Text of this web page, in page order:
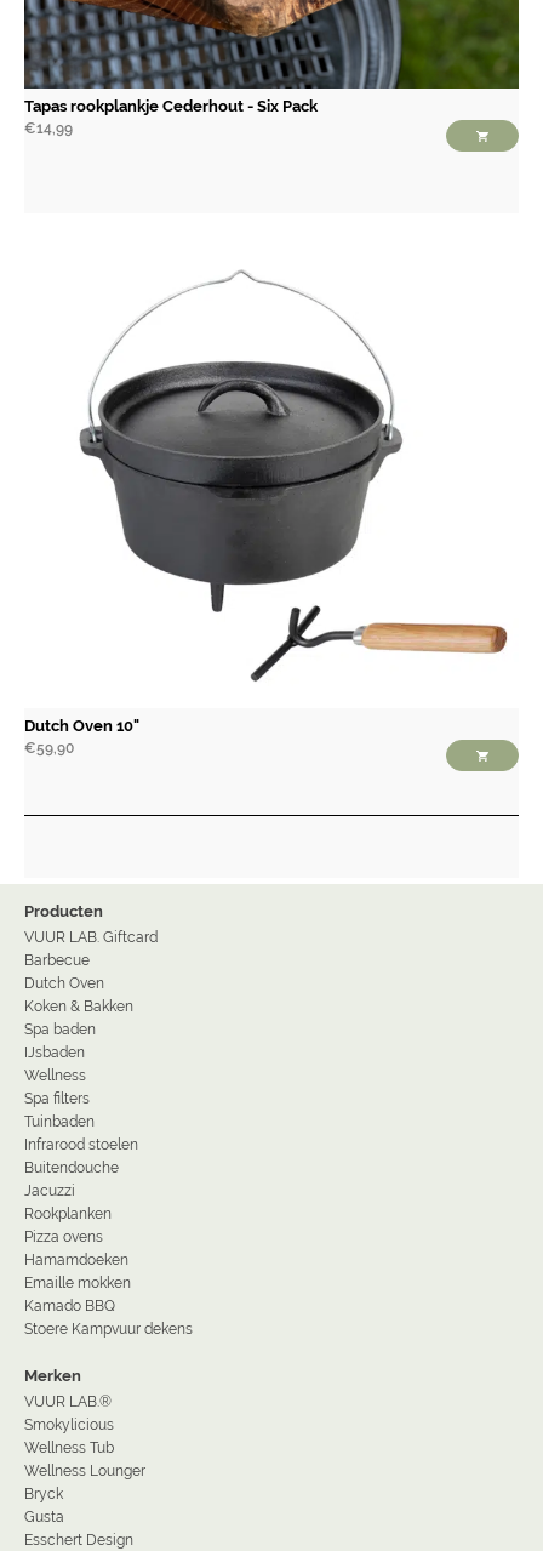
Tapas rookplankje Cederhout - Six Pack
€14,99
Dutch Oven 10"
€59,90
Producten
VUUR LAB. Giftcard
Barbecue
Dutch Oven
Koken & Bakken
Spa baden
IJsbaden
Wellness
Spa filters
Tuinbaden
Infrarood stoelen
Buitendouche
Jacuzzi
Rookplanken
Pizza ovens
Hamamdoeken
Emaille mokken
Kamado BBQ
Stoere Kampvuur dekens
Merken
VUUR LAB.®
Smokylicious
Wellness Tub
Wellness Lounger
Bryck
Gusta
Esschert Design